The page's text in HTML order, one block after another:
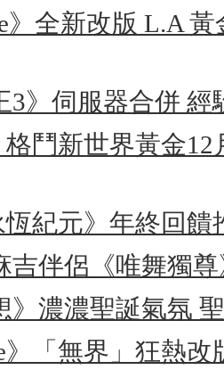
》全新改版 L.A
3》伺服器合併
格鬥新世界黃金
恆紀元》年終回
吉伴侶《唯舞獨
》濃濃聖誕氣氛
》「無界」狂熱